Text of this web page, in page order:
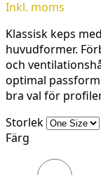
Inkl. moms
Klassisk keps
huvudformer.
och
optimal
bra val för
Storlek
Färg